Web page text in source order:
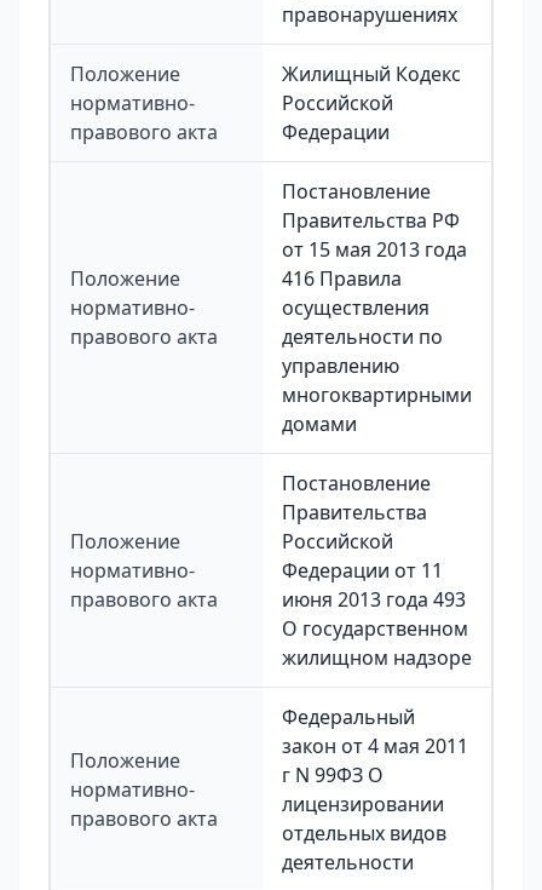
правонарушениях
Положение
нормативно-
правового акта
Жилищный Кодекс
Российской
Федерации
Положение
нормативно-
правового акта
Постановление
Правительства РФ
от 15 мая 2013 года
416 Правила
осуществления
деятельности по
управлению
многоквартирными
домами
Положение
нормативно-
правового акта
Постановление
Правительства
Российской
Федерации от 11
июня 2013 года 493
О государственном
жилищном надзоре
Положение
нормативно-
правового акта
Федеральный
закон от 4 мая 2011
г N 99ФЗ О
лицензировании
отдельных видов
деятельности